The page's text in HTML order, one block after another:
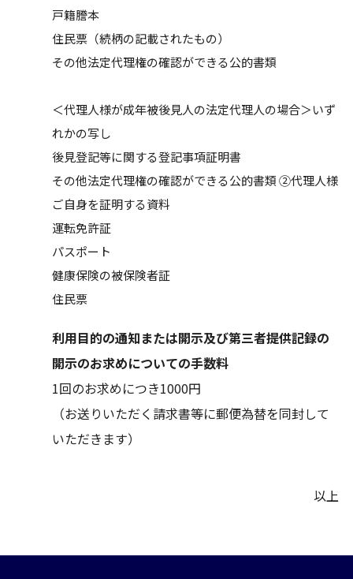
戸籍謄本
住民票（続柄の記載されたもの）
その他法定代理権の確認ができる公的書類
＜代理人様が成年被後見人の法定代理人の場合＞いず
れかの写し
後見登記等に関する登記事項証明書
その他法定代理権の確認ができる公的書類 ②代理人様
ご自身を証明する資料
運転免許証
パスポート
健康保険の被保険者証
住民票
利用目的の通知または開示及び第三者提供記録の
開示のお求めについての手数料
1回のお求めにつき1000円
（お送りいただく請求書等に郵便為替を同封して
いただきます）
以上